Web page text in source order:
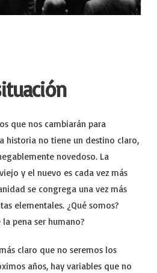
que nos cambiarán para
historia no tiene un destino claro,
novedoso. La
y el nuevo es cada vez más
se congrega una vez más
elementales. ¿Qué somos?
la pena ser humano?
claro que no seremos los
años, hay variables que no